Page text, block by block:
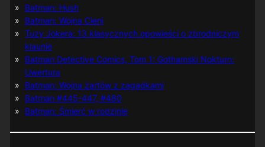
Batman: Hush
Batman: Wojna Cieni
Tuzy Jokera: 13 klasycznych opowieści o zbrodniczym
klaunie
Batman Detective Comics, Tom 1: Gothamski Nokturn:
Uwertura
Batman: Wojna żartów z zagadkami
Batman #445-447, #480
Batman: Śmierć w rodzinie